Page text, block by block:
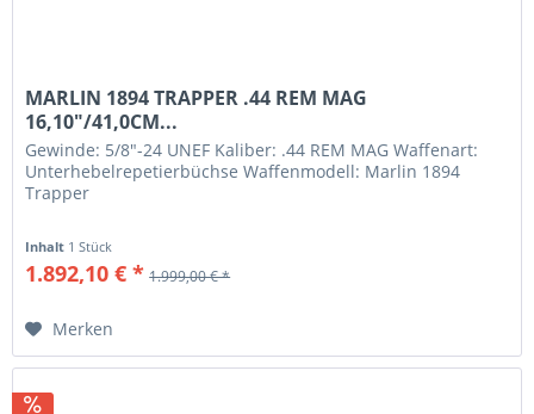
MARLIN 1894 TRAPPER .44 REM MAG
16,10"/41,0CM...
Gewinde: 5/8"-24 UNEF Kaliber: .44 REM MAG Waffenart:
Unterhebelrepetierbüchse Waffenmodell: Marlin 1894
Trapper
Inhalt 1 Stück
1.892,10 € * 1.999,00 € *
Merken